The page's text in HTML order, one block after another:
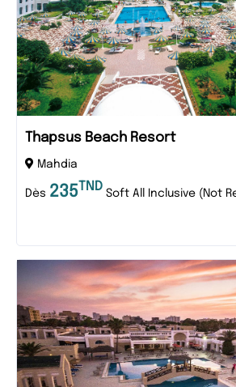
Thapsus Beach Resort
Mahdia
Dès 235 TND Soft All Inclusive (Not